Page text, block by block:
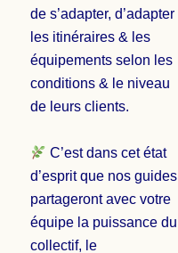
de s’adapter, d’adapter
les itinéraires & les
équipements selon les
conditions & le niveau
de leurs clients.
C’est dans cet état
d’esprit que nos guides
partageront avec votre
équipe la puissance du
collectif, le